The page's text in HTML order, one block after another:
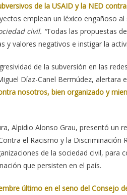
de la USAID y la NED
emplean un léxico engañoso
civil. “Todas las propuestas
y valores negativos e instigar la
de la subversión en las
Díaz-Canel Bermúdez, alertara
nosotros, bien organizado y
Alpidio Alonso Grau, presentó un
el Racismo y la Discriminación
de la sociedad civil, para
que persisten en el país.
último en el seno del Consejo